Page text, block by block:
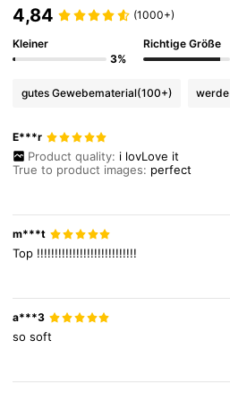
355K Follower
4,75 355K Follower
4,84 (1000+)
Kleiner
3%
Richtige Größe
gutes Gewebematerial(100+)
E***r
Product quality: i lovLove it
True to product images: perfect
m***t
Top !!!!!!!!!!!!!!!!!!!!!!!!!!!!
a***3
sosoft